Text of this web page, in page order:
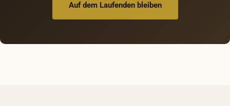
Auf dem Laufenden bleiben